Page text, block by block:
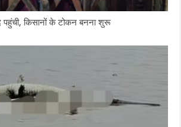
पहुंची, किसानों के टोकन बनना शुरू